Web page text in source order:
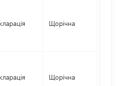
Щорічна
Щорічна